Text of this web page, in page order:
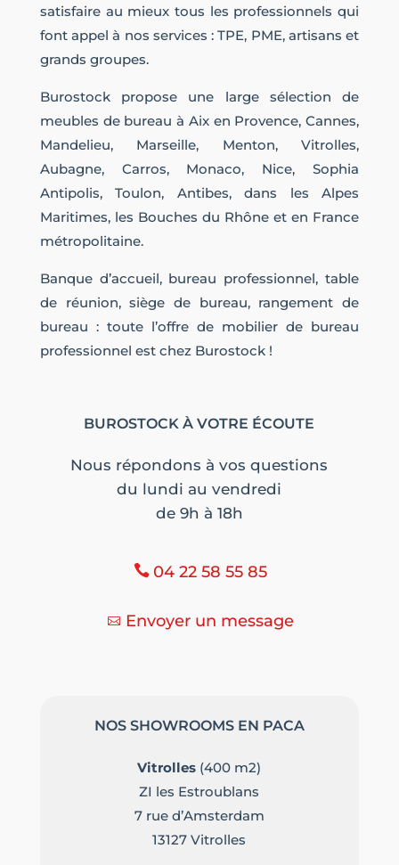
satisfaire au mieux tous les professionnels qui
font appel à nos services : TPE, PME, artisans et
grands groupes.
Burostock propose une large sélection de
meubles de bureau à Aix en Provence, Cannes,
Mandelieu, Marseille, Menton, Vitrolles,
Aubagne, Carros, Monaco, Nice, Sophia
Antipolis, Toulon, Antibes, dans les Alpes
Maritimes, les Bouches du Rhône et en France
métropolitaine.
Banque d’accueil, bureau professionnel, table
de réunion, siège de bureau, rangement de
bureau : toute l’offre de mobilier de bureau
professionnel est chez Burostock !
BUROSTOCK À VOTRE ÉCOUTE
Nous répondons à vos questions
du lundi au vendredi
de 9h à 18h
04 22 58 55 85
Envoyer un message
NOS SHOWROOMS EN PACA
Vitrolles (400 m2)
ZI les Estroublans
7 rue d’Amsterdam
13127 Vitrolles